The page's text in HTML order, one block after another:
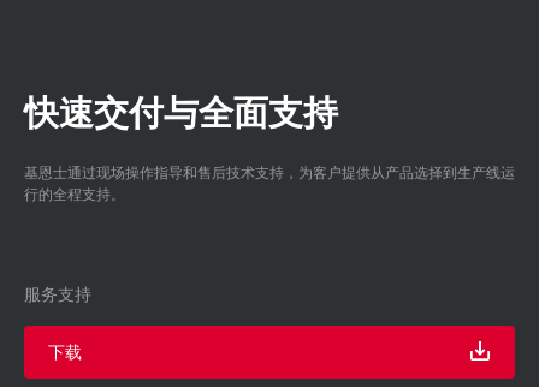
快速交付与全面支持
基恩士通过现场操作指导和售后技术支持，为客户提供从产品选择到生产线运
行的全程支持。
服务支持
下载